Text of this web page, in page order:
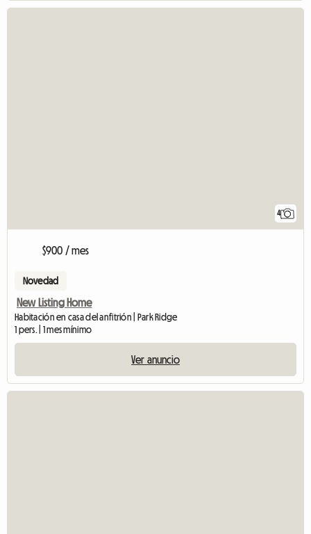
4
$900 / mes
Novedad
New Listing Home
Habitación en casa del anfitrión | Park Ridge
1 pers. | 1 mes mínimo
Ver anuncio